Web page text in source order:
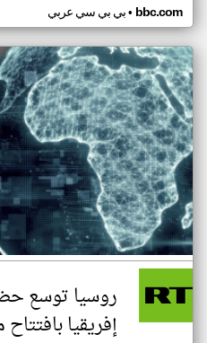
بي بي سي عربي• bbc.com
روسيا توسع